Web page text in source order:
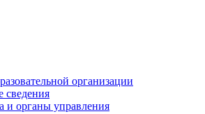
организации
сведения
и органы управления